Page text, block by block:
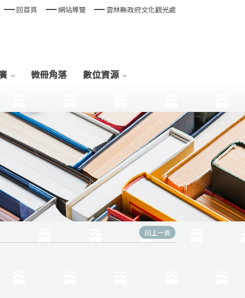
回首頁 網站導覽 雲林縣政府文化觀光處
微冊角落
數位資源
回上一頁